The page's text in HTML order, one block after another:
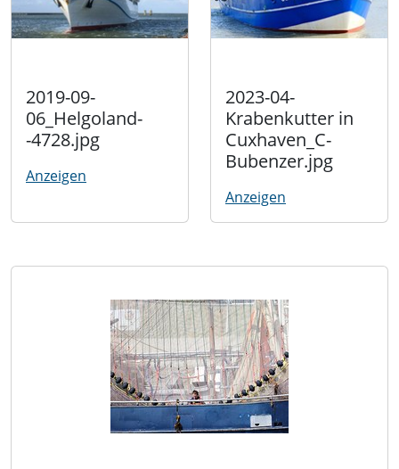
2019-09-
06_Helgoland-
-4728.jpg
Anzeigen
2023-04-
Krabenkutter in
Cuxhaven_C-
Bubenzer.jpg
Anzeigen